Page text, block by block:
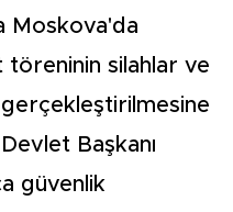
Moskova'da
töreninin silahlar ve
Başkanı
güvenlik